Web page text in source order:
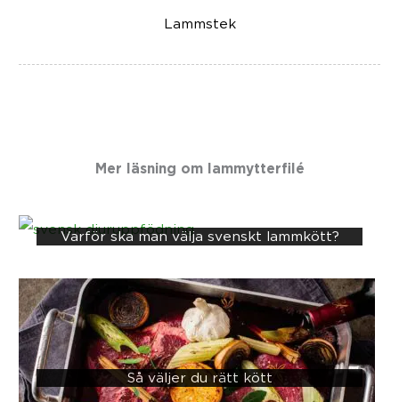
Lammstek
Mer läsning om lammytterfilé
Varför ska man välja svenskt lammkött?
Så väljer du rätt kött